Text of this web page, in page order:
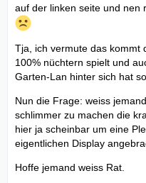
auf der linken seite und nen
Tja, ich vermute das kommt
100% nüchtern spielt und
Garten-Lan hinter sich hat
Nun die Frage: weiss
schlimmer zu machen die
hier ja scheinbar um eine
eigentlichen Display
Hoffe jemand weiss Rat.